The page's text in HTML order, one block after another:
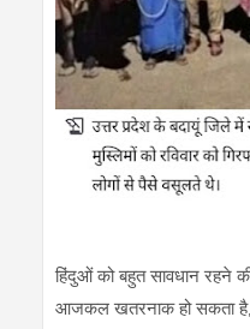
हिंदुओं को बहुत सावधान रहने
आजकल खतरनाक हो सकता है,